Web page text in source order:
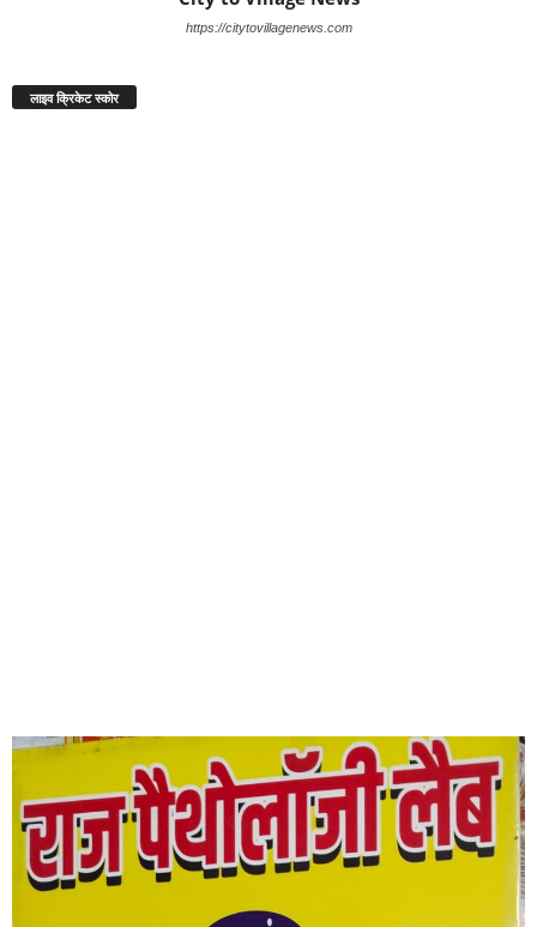
https://citytovillagenews.com
लाइव क्रिकेट स्कोर